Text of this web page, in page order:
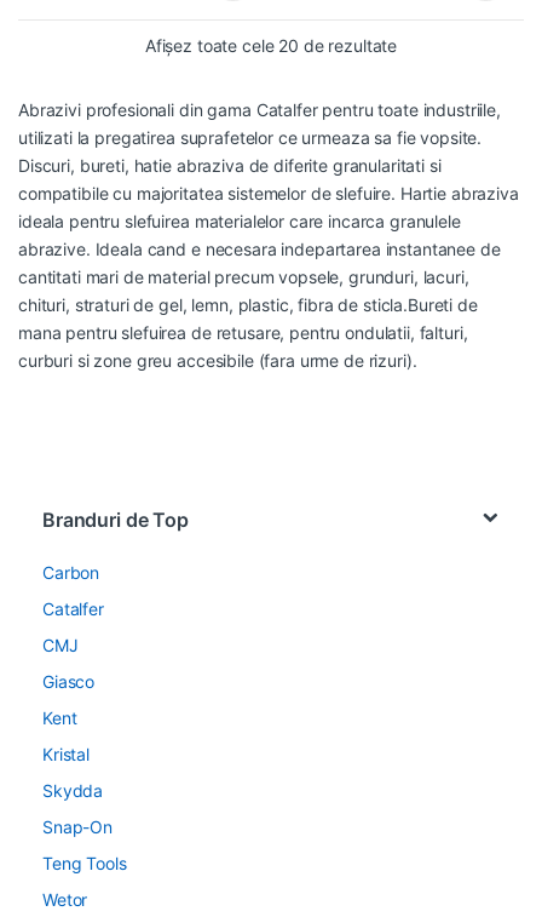
Afișez toate cele 20 de rezultate
Abrazivi profesionali din gama Catalferpentru toate industriile,
utilizati la pregatirea suprafetelor ce urmeaza sa fie vopsite.
Discuri, bureti, hatie abraziva de diferite granularitati si
compatibile cu majoritatea sistemelor de slefuire. Hartie abraziva
ideala pentru slefuirea materialelor care incarca granulele
abrazive. Ideala cand e necesara indepartarea instantanee de
cantitati mari de material precum vopsele, grunduri, lacuri,
chituri, straturi de gel, lemn, plastic, fibra de sticla.Bureti de
mana pentru slefuirea de retusare, pentru ondulatii, falturi,
curburi si zone greu accesibile (fara urme de rizuri).
Branduri de Top
Carbon
Catalfer
CMJ
Giasco
Kent
Kristal
Skydda
Snap-On
Teng Tools
Wetor